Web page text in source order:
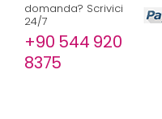
domanda? Scrivici
24/7
+90 544 920
8375